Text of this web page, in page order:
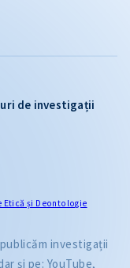
de investigații
Etică și Deontologie
investigații
și pe: YouTube,